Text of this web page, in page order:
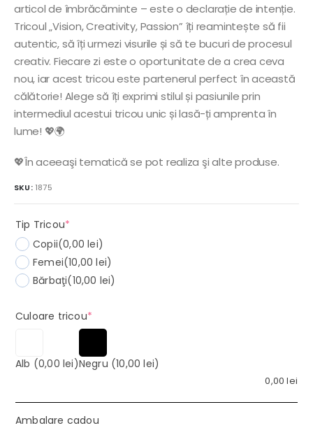
articol de îmbrăcăminte – este o declarație de intenție.
Tricoul „Vision, Creativity, Passion” îți reamintește să fii
autentic, să îți urmezi visurile și să te bucuri de procesul
creativ. Fiecare zi este o oportunitate de a crea ceva
nou, iar acest tricou este partenerul perfect în această
călătorie! Alege să îți exprimi stilul și pasiunile prin
intermediul acestui tricou unic și lasă-ți amprenta în
lume! 💖🌍
💖În aceeaşi tematică se pot realiza şi alte produse.
SKU: 1875
Tip Tricou*
Copii(0,00 lei)
Femei(10,00 lei)
Bărbaţi(10,00 lei)
Culoare tricou*(required)
Alb (0,00 lei)Negru (10,00 lei)
0,00lei
Ambalare cadou